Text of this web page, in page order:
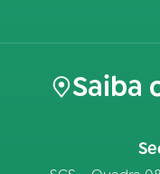
Saiba